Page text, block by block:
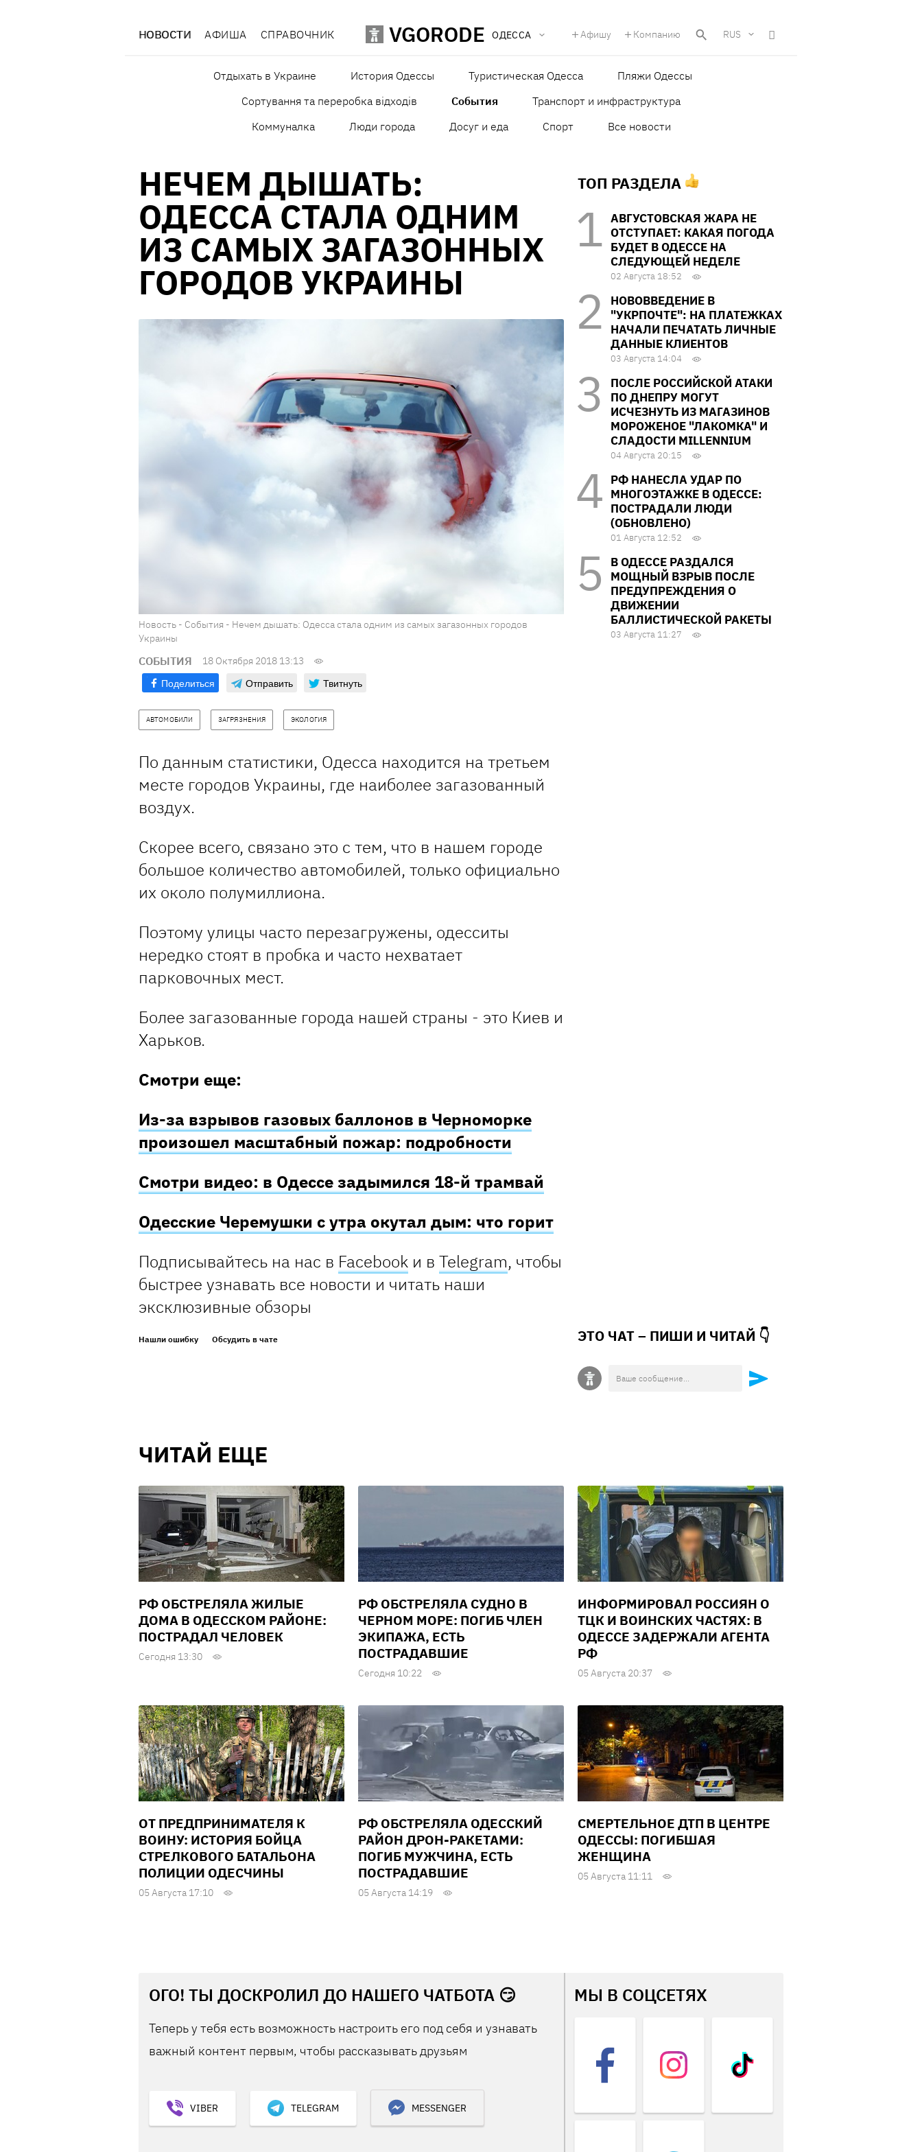
НОВОСТИ АФИША СПРАВОЧНИК VGORODE ОДЕССА Афишу Компанию RUS
Отдыхать в Украине История Одессы Туристическая Одесса
Пляжи Одессы
Сортування та переробка відходів
События
Транспорт и инфраструктура
Коммуналка
Люди города Досуг и еда Спорт Все новости
НЕЧЕМ ДЫШАТЬ:
ОДЕССА СТАЛА ОДНИМ
ИЗ САМЫХ ЗАГАЗОННЫХ
ГОРОДОВ УКРАИНЫ
Новость - События - Нечем дышать: Одесса стала одним из самых загазонных городов
Украины
СОБЫТИЯ 18 Октября 2018 13:13
Поделиться Отправить Твитнуть
АВТОМОБИЛИ ЗАГРЯЗНЕНИЯ ЭКОЛОГИЯ
По данным статистики, Одесса находится на третьем
месте городов Украины, где наиболее загазованный
воздух.
Скорее всего, связано это с тем, что в нашем городе
большое количество автомобилей, только официально
их около полумиллиона.
Поэтому улицы часто перезагружены, одесситы
нередко стоят в пробка и часто нехватает
парковочных мест.
Более загазованные города нашей страны - это Киев и
Харьков.
Смотри еще:
Из-за взрывов газовых баллонов в Черноморке
произошел масштабный пожар: подробности
Смотри видео: в Одессе задымился 18-й трамвай
Одесские Черемушки с утра окутал дым: что горит
Подписывайтесь на нас в Facebook и в Telegram, чтобы
быстрее узнавать все новости и читать наши
эксклюзивные обзоры
Нашли ошибку Обсудить в чате
ТОП РАЗДЕЛА
АВГУСТОВСКАЯ ЖАРА НЕ
ОТСТУПАЕТ: КАКАЯ ПОГОДА
БУДЕТ В ОДЕССЕ НА
СЛЕДУЮЩЕЙ НЕДЕЛЕ
02 Августа 18:52
НОВОВВЕДЕНИЕ В
"УКРПОЧТЕ": НА ПЛАТЕЖКАХ
НАЧАЛИ ПЕЧАТАТЬ ЛИЧНЫЕ
ДАННЫЕ КЛИЕНТОВ
03 Августа 14:04
ПОСЛЕ РОССИЙСКОЙ АТАКИ
ПО ДНЕПРУ МОГУТ
ИСЧЕЗНУТЬ ИЗ МАГАЗИНОВ
МОРОЖЕНОЕ "ЛАКОМКА" И
СЛАДОСТИ MILLENNIUM
04 Августа 20:15
РФ НАНЕСЛА УДАР ПО
МНОГОЭТАЖКЕ В ОДЕССЕ:
ПОСТРАДАЛИ ЛЮДИ
(ОБНОВЛЕНО)
01 Августа 12:52
В ОДЕССЕ РАЗДАЛСЯ
МОЩНЫЙ ВЗРЫВ ПОСЛЕ
ПРЕДУПРЕЖДЕНИЯ О
ДВИЖЕНИИ
БАЛЛИСТИЧЕСКОЙ РАКЕТЫ
03 Августа 11:27
ЭТО ЧАТ – ПИШИ И ЧИТАЙ 👇
ЧИТАЙ ЕЩЕ
РФ ОБСТРЕЛЯЛА ЖИЛЫЕ
ДОМА В ОДЕССКОМ РАЙОНЕ:
ПОСТРАДАЛ ЧЕЛОВЕК
Сегодня 13:30
РФ ОБСТРЕЛЯЛА СУДНО В
ЧЕРНОМ МОРЕ: ПОГИБ ЧЛЕН
ЭКИПАЖА, ЕСТЬ
ПОСТРАДАВШИЕ
Сегодня 10:22
ИНФОРМИРОВАЛ РОССИЯН О
ТЦК И ВОИНСКИХ ЧАСТЯХ: В
ОДЕССЕ ЗАДЕРЖАЛИ АГЕНТА
РФ
05 Августа 20:37
ОТ ПРЕДПРИНИМАТЕЛЯ К
ВОИНУ: ИСТОРИЯ БОЙЦА
СТРЕЛКОВОГО БАТАЛЬОНА
ПОЛИЦИИ ОДЕСЧИНЫ
05 Августа 17:10
РФ ОБСТРЕЛЯЛА ОДЕССКИЙ
РАЙОН ДРОН-РАКЕТАМИ:
ПОГИБ МУЖЧИНА, ЕСТЬ
ПОСТРАДАВШИЕ
05 Августа 14:19
СМЕРТЕЛЬНОЕ ДТП В ЦЕНТРЕ
ОДЕССЫ: ПОГИБШАЯ
ЖЕНЩИНА
05 Августа 11:11
ОГО! ТЫ ДОСКРОЛИЛ ДО НАШЕГО ЧАТБОТА 😏
Теперь у тебя есть возможность настроить его под себя и узнавать
важный контент первым, чтобы рассказывать друзьям
VIBER TELEGRAM MESSENGER
МЫ В СОЦСЕТЯХ